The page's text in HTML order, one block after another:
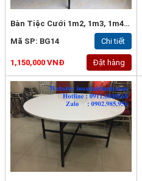
Bàn Tiệc Cưới 1m2, 1m3, 1m4, 1m5 Đại Thành
Mã SP: BG14
Chi tiết
1,150,000 VNĐ Đặt hàng